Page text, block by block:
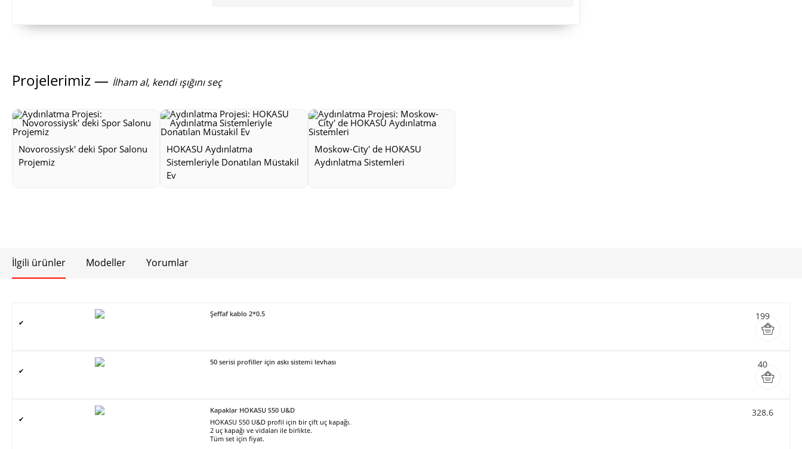
Projelerimiz — İlham al, kendi ışığını seç
Novorossiysk' deki Spor Salonu
Projemiz
HOKASU Aydınlatma
Sistemleriyle Donatılan Müstakil
Ev
Moskow-City' de HOKASU
Aydınlatma Sistemleri
İlgili ürünler Modeller Yorumlar
✔
Şeffaf kablo 2*0.5 199
✔
50 serisi profiller için askı sistemi levhası 40
✔
Kapaklar HOKASU S50 U&D
HOKASU S50 U&D profil için bir çift uç kapağı.
2 uç kapağı ve vidaları ile birlikte.
Tüm set için fiyat.
328.6